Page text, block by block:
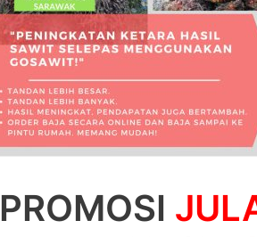
17
PROMOSI